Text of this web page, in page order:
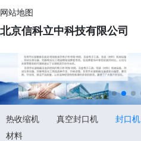
网站地图
北京信科立中科技有限公司
热收缩机 真空封口机 封口机
材料